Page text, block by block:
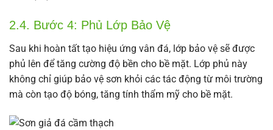
2.4. Bước 4: Phủ Lớp Bảo Vệ
Sau khi hoàn tất tạo hiệu ứng vân đá, lớp bảo vệ sẽ được
phủ lên để tăng cường độ bền cho bề mặt. Lớp phủ này
không chỉ giúp bảo vệ sơn khỏi các tác động từ môi trường
mà còn tạo độ bóng, tăng tính thẩm mỹ cho bề mặt.